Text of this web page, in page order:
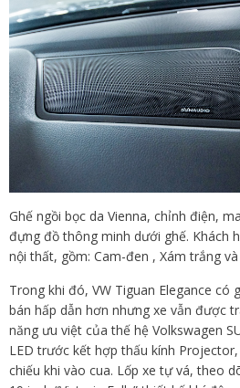
Ghế ngồi bọc da Vienna, chỉnh điện,
đựng đồ thông minh dưới ghế. Khách
nội thất, gồm: Cam-đen , Xám trắng
Trong khi đó, VW Tiguan Elegance có
bán hấp dẫn hơn nhưng xe vẫn được
năng ưu việt của thế hệ Volkswagen
LED trước kết hợp thấu kính
chiếu khi vào cua. Lốp xe tự vá, theo